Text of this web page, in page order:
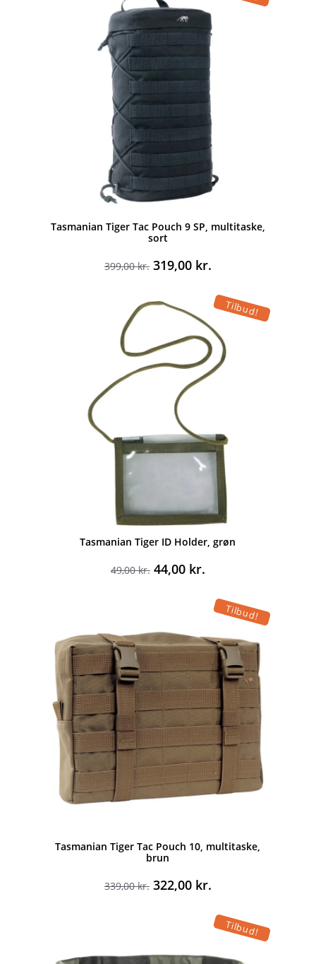
Tasmanian Tiger Tac Pouch 9 SP, multitaske,
sort
399,00kr. Den
var:
399,00 kr..
319,00 kr.Den
pris
er:
319,00 kr..
Tilbud!
Tasmanian Tiger ID Holder, grøn
49,00kr. Den
49,00 kr..
44,00 kr.Den
pris
er:
44,00 kr..
Tilbud!
Tasmanian Tiger Tac Pouch 10, multitaske,
brun
339,00kr. Den
322,00 kr.Den
pris
er:
322,00 kr..
Tilbud!